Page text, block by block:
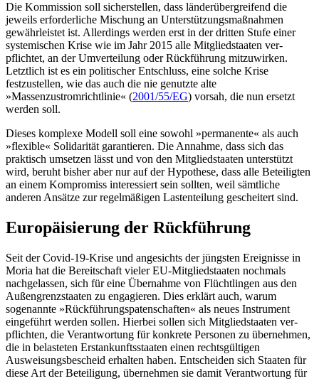
Die Kommission soll sicherstellen, dass länderübergreifend die
jeweils erforderliche Mischung an Unterstützungsmaßnahmen
gewährleistet ist. Allerdings werden erst in der dritten Stufe einer
systemischen Krise wie im Jahr 2015 alle Mitgliedstaaten ver­
pflichtet, an der Umverteilung oder Rück­führung mitzuwirken.
Letztlich ist es ein politischer Entschluss, eine solche Krise
festzustellen, wie das auch die nie genutzte alte
»Massenzustromrichtlinie« (2001/55/EG) vorsah, die nun ersetzt
werden soll.
Dieses komplexe Modell soll eine sowohl »permanente« als auch
»flexible« Solidarität garantieren. Die Annahme, dass sich das
praktisch umsetzen lässt und von den Mit­gliedstaaten unterstützt
wird, beruht bisher aber nur auf der Hypothese, dass alle Betei­ligten
an einem Kompromiss interessiert sein sollten, weil sämtliche
anderen Ansätze zur regelmäßigen Lastenteilung gescheitert sind.
Europäisierung der Rückführung
Seit der Covid-19-Krise und angesichts der jüngsten Ereignisse in
Moria hat die Bereit­schaft vieler EU-Mitgliedstaaten nochmals
nachgelassen, sich für eine Übernahme von Flüchtlingen aus den
Außengrenzstaaten zu engagieren. Dies erklärt auch, warum
sogenannte »Rückführungspatenschaften« als neues Instrument
eingeführt werden sollen. Hierbei sollen sich Mitgliedstaaten ver­
pflichten, die Verantwortung für kon­krete Personen zu übernehmen,
die in belas­teten Erstankunftsstaaten einen rechtsgülti­gen
Ausweisungsbescheid erhalten haben. Entscheiden sich Staaten für
diese Art der Beteiligung, übernehmen sie damit Ver­antwortung für